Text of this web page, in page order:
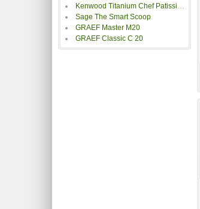
Kenwood Titanium Chef Patissier XL KWL90.244SI
Sage The Smart Scoop
GRAEF Master M20
GRAEF Classic C 20